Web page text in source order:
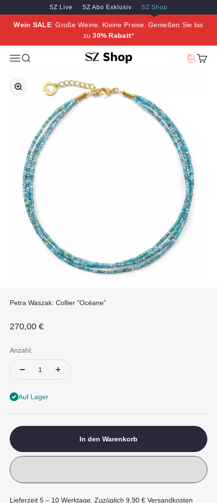
Zum Inhalt springen
Zum Hauptinhalt springen
SZ Live SZ Abo Exklusiv SZ Shop
Wein SALE: Große Weine. Kleine Preise. Genießen Sie bis
zu30% Rabatt*
MenüSuche SZ Erleben
Bild vergrößern
Petra Waszak: Collier "Océane"
Angebot
270,00 €
Anzahl:
Auf Lager
In den Warenkorb
Lieferzeit 5 – 10 Werktage. Zuzüglich 9,90 € Versandkosten